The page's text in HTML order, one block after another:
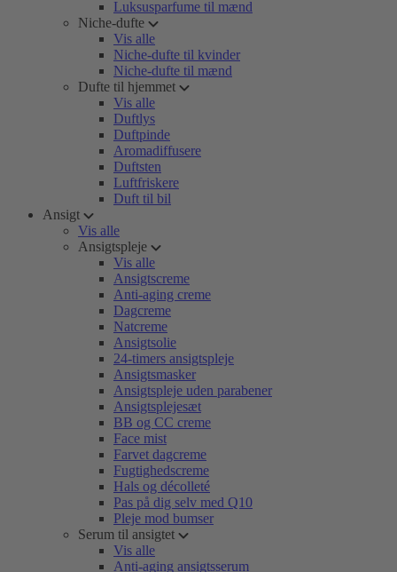
Luksusparfume til mænd
Niche-dufte
Vis alle
Niche-dufte til kvinder
Niche-dufte til mænd
Dufte til hjemmet
Vis alle
Duftlys
Duftpinde
Aromadiffusere
Duftsten
Luftfriskere
Duft til bil
Ansigt
Vis alle
Ansigtspleje
Vis alle
Ansigtscreme
Anti-aging creme
Dagcreme
Natcreme
Ansigtsolie
24-timers ansigtspleje
Ansigtsmasker
Ansigtspleje uden parabener
Ansigtsplejesæt
BB og CC creme
Face mist
Farvet dagcreme
Fugtighedscreme
Hals og décolleté
Pas på dig selv med Q10
Pleje mod bumser
Serum til ansigtet
Vis alle
Anti-aging ansigtsserum